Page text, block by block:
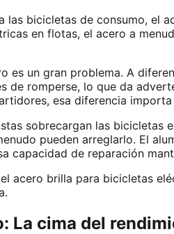
las bicicletas de consumo, el
en flotas, el acero a
es un gran problema. A
de romperse, lo que da
esa diferencia importa
sobrecargan las bicicletas
pueden arreglarlo. El
capacidad de reparación
acero brilla para bicicletas
La cima del